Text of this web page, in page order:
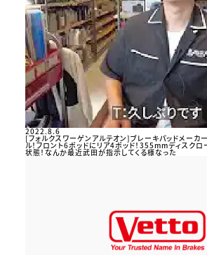
2022.8.6
[フォルクスワーゲンアルテオン]ブレーキパッドメーカ
ル！フロント6ポッドにリア4ポッド！355mmディスク
状態！なんか最近武田が指示してくる様なった